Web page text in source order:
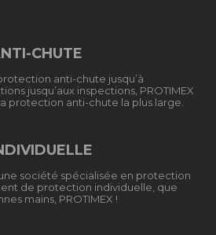
CHUTE
anti-chute jusqu’à
jusqu’aux inspections, PROTIMEX
protection anti-chute la plus large.
société spécialisée en protection
de protection individuelle, que
mains, PROTIMEX !